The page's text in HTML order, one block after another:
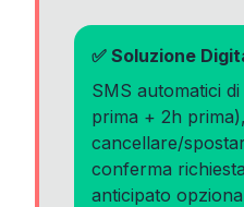
✅ Soluzione
SMS automatici
prima + 2h
cancellare/
conferma
anticipato